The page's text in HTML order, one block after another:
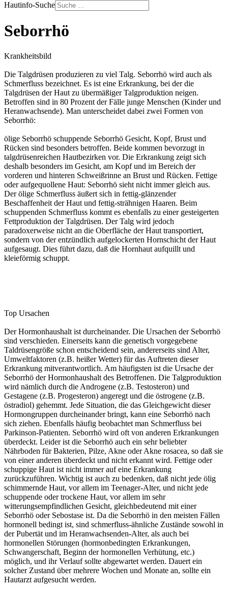
Hautinfo-Suche
Seborrhö
Krankheitsbild
Die Talgdrüsen produzieren zu viel Talg. Seborrhö wird auch als
Schmerfluss bezeichnet. Es ist eine Erkrankung, bei der die
Talgdrüsen der Haut zu übermäßiger Talgproduktion neigen.
Betroffen sind in 80 Prozent der Fälle junge Menschen (Kinder und
Heranwachsende). Man unterscheidet dabei zwei Formen von
Seborrhö:
ölige Seborrhö schuppende Seborrhö Gesicht, Kopf, Brust und
Rücken sind besonders betroffen. Beide kommen bevorzugt in
talgdrüsenreichen Hautbezirken vor. Die Erkrankung zeigt sich
deshalb besonders im Gesicht, am Kopf und im Bereich der
vorderen und hinteren Schweißrinne an Brust und Rücken. Fettige
oder aufgequollene Haut: Seborrhö sieht nicht immer gleich aus.
Der ölige Schmerfluss äußert sich in fettig-glänzender
Beschaffenheit der Haut und fettig-strähnigen Haaren. Beim
schuppenden Schmerfluss kommt es ebenfalls zu einer gesteigerten
Fettproduktion der Talgdrüsen. Der Talg wird jedoch
paradoxerweise nicht an die Oberfläche der Haut transportiert,
sondern von der entzündlich aufgelockerten Hornschicht der Haut
aufgesaugt. Dies führt dazu, daß die Hornhaut aufquillt und
kleieförmig schuppt.
Top Ursachen
Der Hormonhaushalt ist durcheinander. Die Ursachen der Seborrhö
sind verschieden. Einerseits kann die genetisch vorgegebene
Taldrüsengröße schon entscheidend sein, andererseits sind Alter,
Umweltfaktoren (z.B. heißer Wetter) für das Auftreten dieser
Erkrankung mitverantwortlich. Am häufigsten ist die Ursache der
Seborrhö der Hormonhaushalt des Betroffenen. Die Talgproduktion
wird nämlich durch die Androgene (z.B. Testosteron) und
Gestagene (z.B. Progesteron) angeregt und die östrogene (z.B.
östradiol) gehemmt. Jede Situation, die das Gleichgewicht dieser
Hormongruppen durcheinander bringt, kann eine Seborrhö nach
sich ziehen. Ebenfalls häufig beobachtet man Schmerfluss bei
Parkinson-Patienten. Seborrhö wird oft von anderen Erkrankungen
überdeckt. Leider ist die Seborrhö auch ein sehr beliebter
Nährboden für Bakterien, Pilze, Akne oder Akne rosacea, so daß sie
von einer anderen überdeckt und nicht erkannt wird. Fettige oder
schuppige Haut ist nicht immer auf eine Erkrankung
zurückzuführen. Wichtig ist auch zu bedenken, daß nicht jede ölig
schimmernde Haut, vor allem im Teenager-Alter, und nicht jede
schuppende oder trockene Haut, vor allem im sehr
witterungsempfindlichen Gesicht, gleichbedeutend mit einer
Seborrhö oder Sebostase ist. Da die Seborrhö in den meisten Fällen
hormonell bedingt ist, sind schmerfluss-ähnliche Zustände sowohl in
der Pubertät und im Heranwachsenden-Alter, als auch bei
hormonellen Störungen (hormonbedingten Erkrankungen,
Schwangerschaft, Beginn der hormonellen Verhütung, etc.)
möglich, und ihr Verlauf sollte abgewartet werden. Dauert ein
solcher Zustand über mehrere Wochen und Monate an, sollte ein
Hautarzt aufgesucht werden.